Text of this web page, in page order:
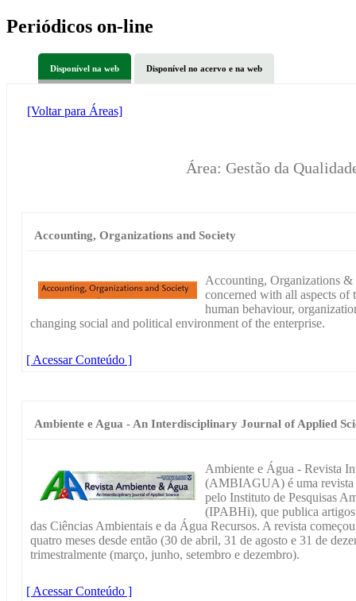
Periódicos on-line
Disponível na web Disponível no acervo e na web
[Voltar para Áreas]
Área: Gestão da
Accounting, Organizations and Society
Accounting, Organizations
concerned with all aspects of
human behaviour,
changing social and political environment of the enterprise.
[ Acessar Conteúdo ]
Ambiente e Agua - An Interdisciplinary Journal of Applied
Ambiente e Água - Revista
(AMBIAGUA) é uma revista
pelo Instituto de Pesquisas
(IPABHi), que publica
das Ciências Ambientais e da Água Recursos. A revista
quatro meses desde então (30 de abril, 31 de agosto e 31 de
trimestralmente (março, junho, setembro e dezembro).
[ Acessar Conteúdo ]